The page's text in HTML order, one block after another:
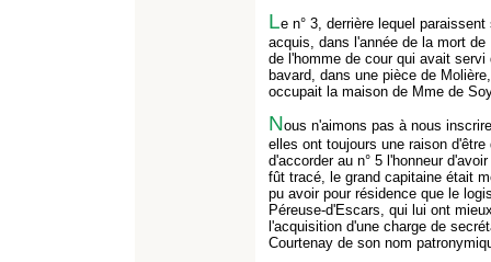
Le n° 3, derrière lequel
acquis, dans l'année de la mort
de l'homme de cour qui avait
bavard, dans une pièce de
occupait la maison de Mme de
Nous n'aimons pas à nous
elles ont toujours une raison
d'accorder au n° 5 l'honneur
fût tracé, le grand capitaine était
pu avoir pour résidence que le
Péreuse-d'Escars, qui lui ont
l'acquisition d'une charge de
Courtenay de son nom